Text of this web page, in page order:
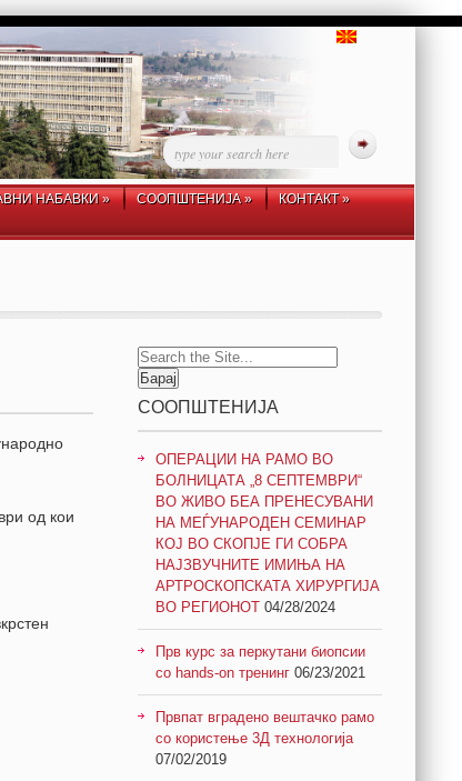
НАБАВКИ» СООПШТЕНИЈА» КОНТАКТ»
од кои
Search
for:
СООПШТЕНИЈА
ОПЕРАЦИИ НА РАМО ВО
БОЛНИЦАТА „8 СЕПТЕМВРИ“
ВО ЖИВО БЕА ПРЕНЕСУВАНИ
НА МЕЃУНАРОДЕН СЕМИНАР
КОЈ ВО СКОПЈЕ ГИ СОБРА
НАЈЗВУЧНИТЕ ИМИЊА НА
АРТРОСКОПСКАТА ХИРУРГИЈА
ВО РЕГИОНОТ 04/28/2024
Прв курс за перкутани биопсии
со hands-on тренинг 06/23/2021
Првпат вградено вештачко рамо
со користење 3Д технологија
07/02/2019